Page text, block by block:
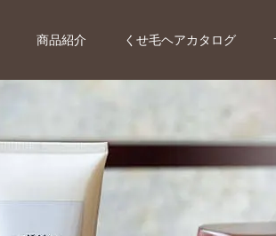
商品紹介 くせ毛ヘアカタログ